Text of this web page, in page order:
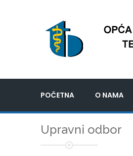
POČETNA O NAMA
Upravni odbor